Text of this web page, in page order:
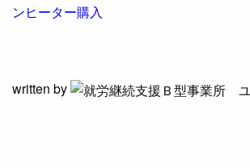
ンヒーター購入
written by